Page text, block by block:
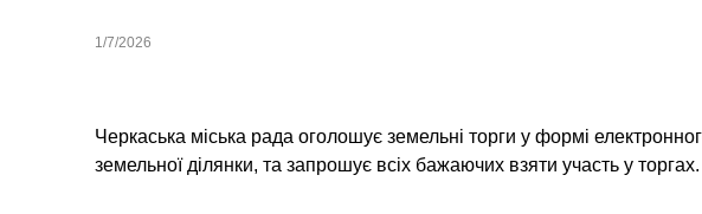
1/7/2026
Черкаська міська рада оголошує земельні торги у формі
земельної ділянки, та запрошує всіх бажаючих взяти участь у торгах.